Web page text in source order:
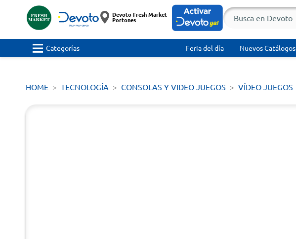
Devoto Fresh Market
Portones
Categorías Feria del día Nuevos Catálogos
HOME TECNOLOGÍA CONSOLAS Y VIDEO JUEGOS VÍDEO JUEGOS